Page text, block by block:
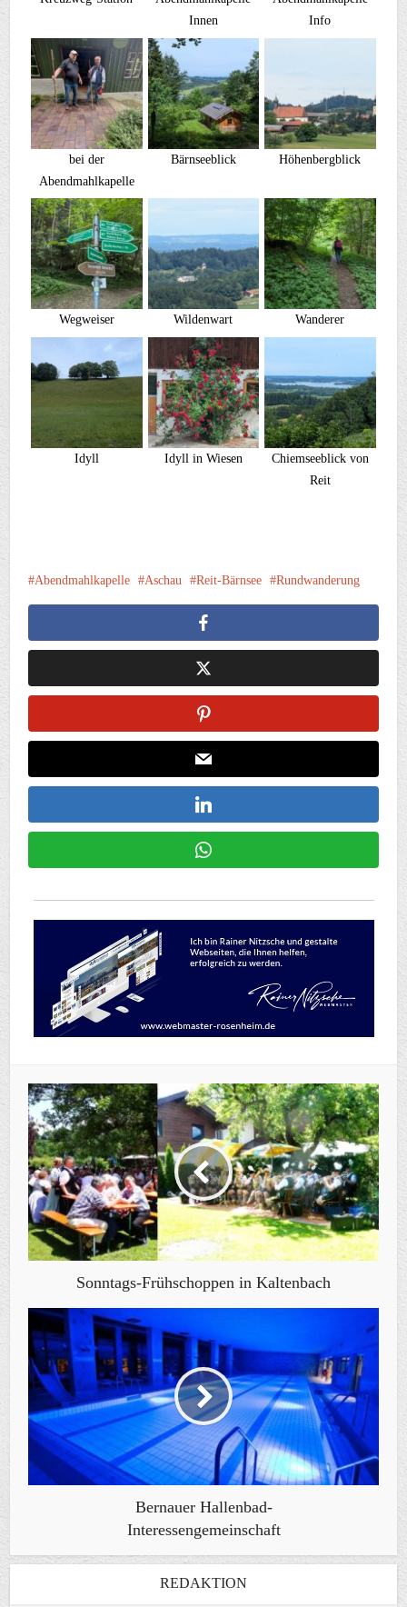
Innen
Info
bei der
Abendmahlkapelle
Bärnseeblick Höhenbergblick
Wegweiser Wildenwart Wanderer
Idyll Idyll in Wiesen
Chiemseeblick von
Reit
Abendmahlkapelle Aschau Reit-Bärnsee Rundwanderung
Sonntags-Frühschoppen in Kaltenbach
Bernauer Hallenbad-
Interessengemeinschaft
REDAKTION